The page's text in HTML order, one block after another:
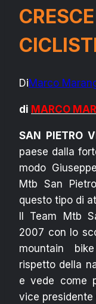
DiMarco
di MARCO
SAN PIETRO
paese dalla
modo
Mtb San
questo tipo di
Il Team Mtb
2007 con lo
mountain
rispetto della
e vede come
vice presidente